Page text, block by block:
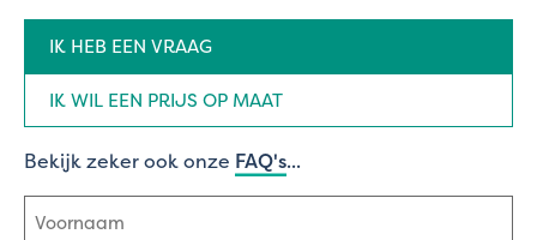
type
(Vereist)
IK HEB EEN VRAAG
IK WIL EEN PRIJS OP MAAT
Bekijk zeker ook onze FAQ's...
Naam
(Vereist)